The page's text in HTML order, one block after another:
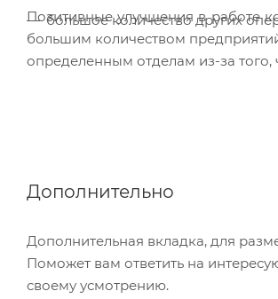
большое количество других
Позитивные улучшения в работе
большим количеством
определенным отделам из-за
Дополнительно
Дополнительная вкладка, для
Поможет вам ответить на
своему усмотрению.